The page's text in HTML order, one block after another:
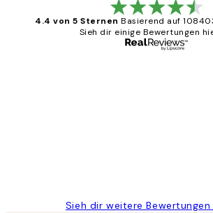
4.4 von 5 Sternen Basierend auf
Sieh dir einige Bewertungen
Sieh dir weitere Bewertungen